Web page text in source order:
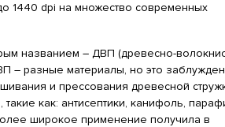
1440 dpi на множество современных
названием – ДВП (древесно-
– разные материалы, но это
и прессования древесной
как: антисептики, канифоль,
широкое применение получила в